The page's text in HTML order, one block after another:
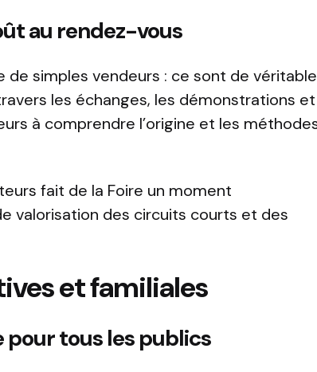
au rendez-vous
de simples vendeurs : ce sont de
les échanges, les démonstrations
à comprendre l’origine et les
fait de la Foire un moment
valorisation des circuits courts et des
et familiales
pour tous les publics